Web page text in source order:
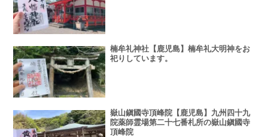
楠牟礼神社【鹿児島】楠牟礼大明神をお
祀りしています。
嶽山鎭國寺頂峰院【鹿児島】九州四十九
院薬師霊場第二十七番札所の嶽山鎭國寺
頂峰院